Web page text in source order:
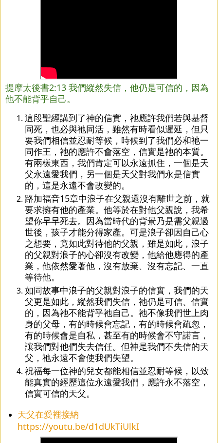
提摩太後書2:13 我們縱然失信，他仍是可信的，因為
他不能背乎自己。
這段聖經講到了神的信實，祂應許我們若與基督
同死，也必與祂同活，雖然有時看似遲延，但只
要我們相信並忍耐等候，時候到了我們必和祂一
同作王，祂的應許不會落空，信實是祂的本質。
有兩樣東西，我們肯定可以永遠抓住，一個是天
父永遠愛我們，另一個是天父對我們永是信實
的，這是永遠不會改變的。
路加福音15章中浪子在父親還沒有離世之前，就
要求擁有他的產業。他等於在對他父親說，我希
望你早早死去。因為當時代的背景乃是需父親過
世後，孩子才能分得家產。可是浪子卻因自己心
之想要，竟如此對待他的父親，雖是如此，浪子
的父親對浪子的心卻沒有改變，他給他應得的產
業，他依然愛著他，沒有放棄、沒有忘記、一直
等待他。
如同故事中浪子的父親對浪子的信實，我們的天
父更是如此，縱然我們失信，祂仍是可信、信實
的，因為祂不能背乎祂自己。祂不像我們世上肉
身的父母，有的時候會忘記，有的時候會疏忽，
有的時候會是自私，甚至有的時候會不守諾言，
讓我們對他們失去信任。但神是我們不失信的天
父，祂永遠不會使我們失望。
祝福每一位神的兒女都能相信並忍耐等候，以致
能真實的經歷這位永遠愛我們，應許永不落空，
信實可信的天父。
天父在愛裡接納
https://youtu.be/d1dUkTiUlkI